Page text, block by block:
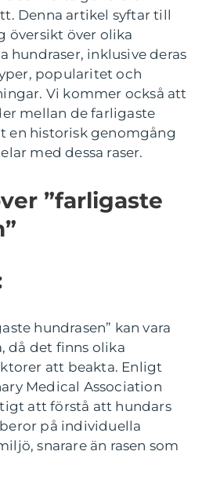
Denna artikel syftar till
översikt över olika
hundraser, inklusive deras
popularitet och
Vi kommer också att
mellan de farligaste
en historisk genomgång
med dessa raser.
”farligaste
hundrasen” kan vara
då det finns olika
att beakta. Enligt
Medical Association
att förstå att hundars
på individuella
snarare än rasen som